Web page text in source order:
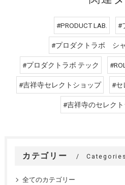
#PRODUCT LAB. #
#プロダクトラボ シ
#プロダクトラボ テック
#吉祥寺セレクトショップ #セ
#吉祥寺のセレクト
カテゴリー Categories
全てのカテゴリー